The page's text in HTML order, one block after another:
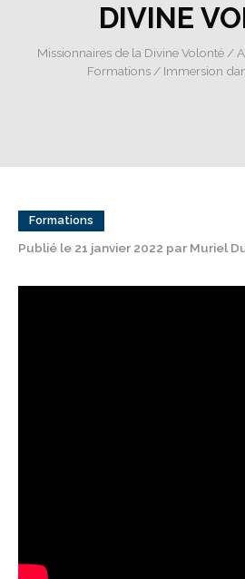
DIVINE
Missionnaires de la Divine Volonté /
Formations / Immersion
Formations
Publié le 21 janvier 2022 par Muriel